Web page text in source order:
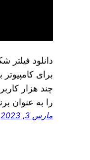
چند هزار
را به عنوان
مارس 3, 2023